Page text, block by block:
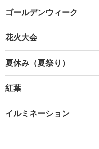
ゴールデンウィーク
花火大会
夏休み（夏祭り）
紅葉
イルミネーション